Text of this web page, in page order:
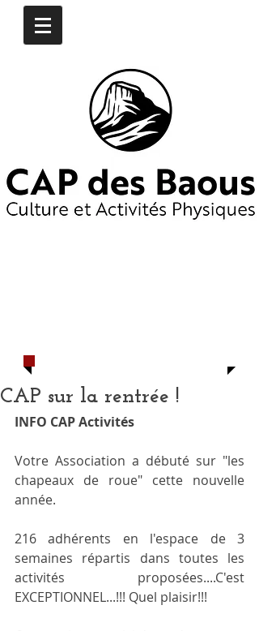
CAP sur la rentrée !
INFO CAP Activités
Votre Association a débuté sur "les
chapeaux de roue" cette nouvelle
année.
216 adhérents en l'espace de 3
semaines répartis dans toutes les
activités proposées....C'est
EXCEPTIONNEL...!!! Quel plaisir!!!